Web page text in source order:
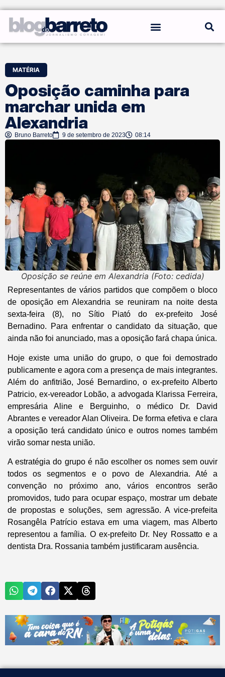
MATÉRIA
Oposição caminha para
marchar unida em
Alexandria
Bruno Barreto 9 de setembro de 2023 08:14
Oposição se reúne em Alexandria (Foto: cedida)
Representantes de vários partidos que compõem o bloco
de oposição em Alexandria se reuniram na noite desta
sexta-feira (8), no Sítio Piató do ex-prefeito José
Bernadino. Para enfrentar o candidato da situação, que
ainda não foi anunciado, mas a oposição fará chapa única.
Hoje existe uma união do grupo, o que foi demostrado
publicamente e agora com a presença de mais integrantes.
Além do anfitrião, José Bernardino, o ex-prefeito Alberto
Patricio, ex-vereador Lobão, a advogada Klarissa Ferreira,
empresária Aline e Berguinho, o médico Dr. David
Abrantes e vereador Alan Oliveira. De forma efetiva e clara
a oposição terá candidato único e outros nomes também
virão somar nesta união.
A estratégia do grupo é não escolher os nomes sem ouvir
todos os segmentos e o povo de Alexandria. Até a
convenção no próximo ano, vários encontros serão
promovidos, tudo para ocupar espaço, mostrar um debate
de propostas e soluções, sem agressão. A vice-prefeita
Rosangêla Patrício estava em uma viagem, mas Alberto
representou a família. O ex-prefeito Dr. Ney Rossatto e a
dentista Dra. Rossania também justificaram ausência.